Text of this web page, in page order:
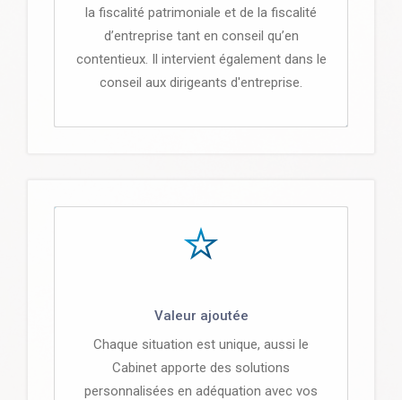
la fiscalité patrimoniale et de la fiscalité
d’entreprise tant en conseil qu’en
contentieux. Il intervient également dans le
conseil aux dirigeants d'entreprise.
Valeur ajoutée
Chaque situation est unique, aussi le
Cabinet apporte des solutions
personnalisées en adéquation avec vos